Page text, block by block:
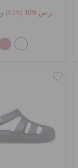
ر.س 109 (52%)